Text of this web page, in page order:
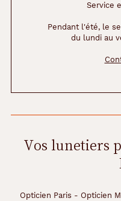
Service
Pendant l'été, le
du lundi au
Vos lunetiers
Opticien Paris - Opticien